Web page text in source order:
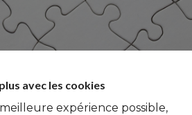
avec les cookies
expérience possible,